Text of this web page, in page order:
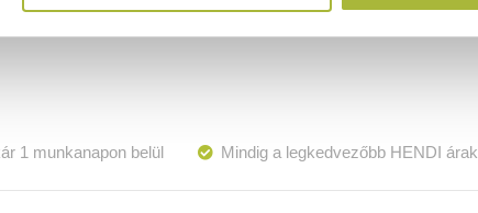
1 munkanapon belül Mindig a legkedvezőbb HENDI árak